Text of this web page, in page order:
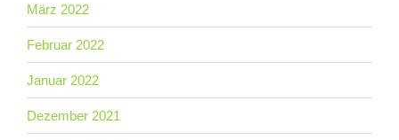
März 2022
Februar 2022
Januar 2022
Dezember 2021